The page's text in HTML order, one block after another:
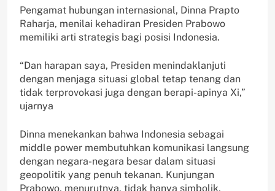
Pengamat hubungan internasional, Dinna Prapto
Raharja, menilai kehadiran Presiden Prabowo
memiliki arti strategis bagi posisi Indonesia.
“Dan harapan saya, Presiden menindaklanjuti
dengan menjaga situasi global tetap tenang dan
tidak terprovokasi juga dengan berapi-apinya Xi,”
ujarnya
Dinna menekankan bahwa Indonesia sebagai
middle power membutuhkan komunikasi langsung
dengan negara-negara besar dalam situasi
geopolitik yang penuh tekanan. Kunjungan
Prabowo, menurutnya, tidak hanya simbolik,